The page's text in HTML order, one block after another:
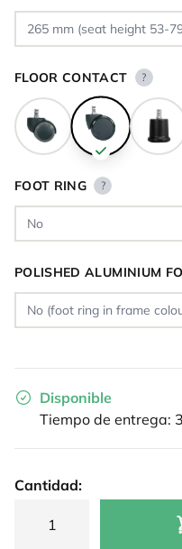
FLOOR CONTACT ?
FOOT RING ?
POLISHED ALUMINIUM
Disponible
Tiempo de entrega:
Cantidad: